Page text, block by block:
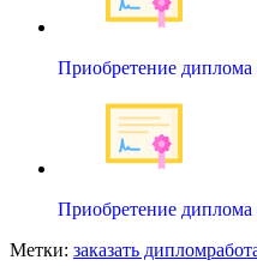
Приобретение диплома
Приобретение
Метки: заказать диплом